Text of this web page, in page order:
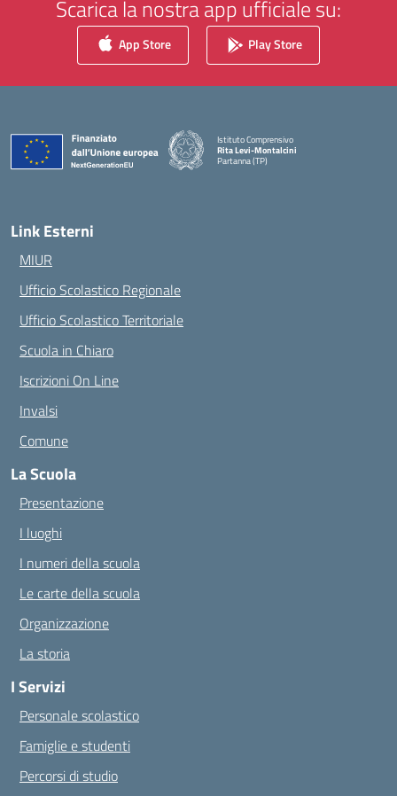
Scarica la nostra app ufficiale su:
App Store Play Store
Istituto Comprensivo
Rita Levi-Montalcini
Partanna (TP)
Link Esterni
MIUR
Ufficio Scolastico Regionale
Ufficio Scolastico Territoriale
Scuola in Chiaro
Iscrizioni On Line
Invalsi
Comune
La Scuola
Presentazione
I luoghi
I numeri della scuola
Le carte della scuola
Organizzazione
La storia
I Servizi
Personale scolastico
Famiglie e studenti
Percorsi di studio